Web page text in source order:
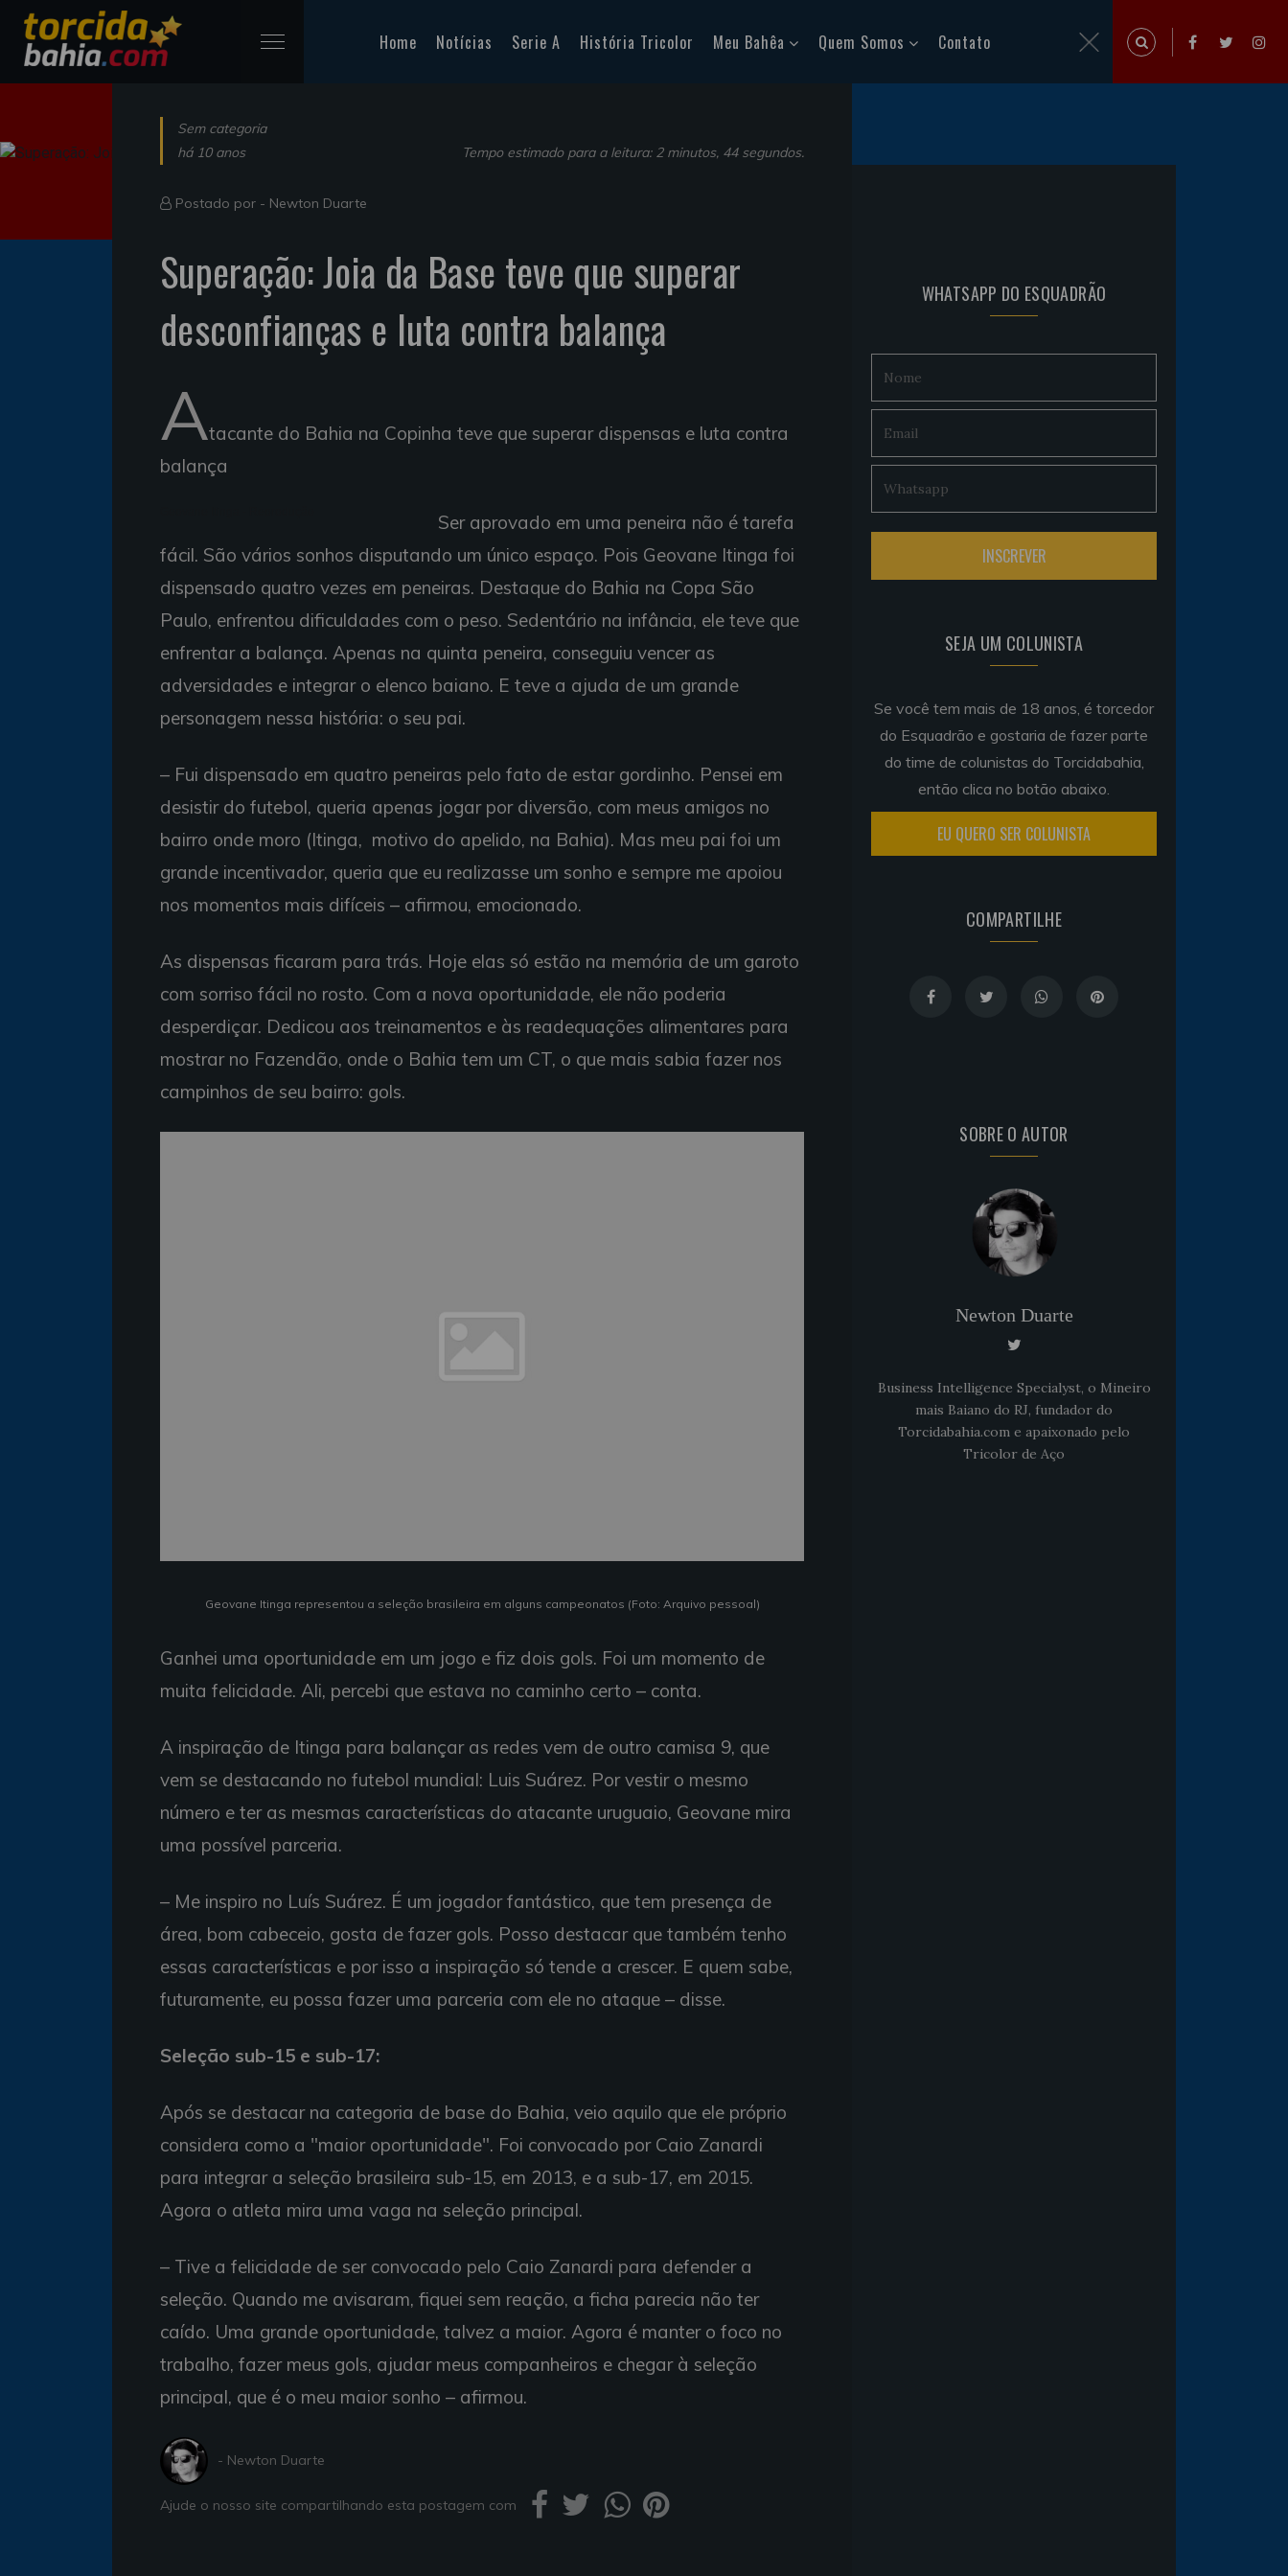
Home Notícias Serie A História Tricolor Meu Bahêa Quem Somos Contato
Sem categoria
há 10 anos
Tempo estimado para a leitura: 2 minutos, 44 segundos.
Postado por - Newton Duarte
Superação: Joia da Base teve que superar
desconfianças e luta contra balança
Atacante do Bahia na Copinha teve que superar dispensas e luta contra
balança
Ser aprovado em uma peneira não é tarefa
fácil. São vários sonhos disputando um único espaço. Pois Geovane Itinga foi
dispensado quatro vezes em peneiras. Destaque do Bahia na Copa São
Paulo, enfrentou dificuldades com o peso. Sedentário na infância, ele teve que
enfrentar a balança. Apenas na quinta peneira, conseguiu vencer as
adversidades e integrar o elenco baiano. E teve a ajuda de um grande
personagem nessa história: o seu pai.
– Fui dispensado em quatro peneiras pelo fato de estar gordinho. Pensei em
desistir do futebol, queria apenas jogar por diversão, com meus amigos no
bairro onde moro (Itinga, motivo do apelido, na Bahia). Mas meu pai foi um
grande incentivador, queria que eu realizasse um sonho e sempre me apoiou
nos momentos mais difíceis – afirmou, emocionado.
As dispensas ficaram para trás. Hoje elas só estão na memória de um garoto
com sorriso fácil no rosto. Com a nova oportunidade, ele não poderia
desperdiçar. Dedicou aos treinamentos e às readequações alimentares para
mostrar no Fazendão, onde o Bahia tem um CT, o que mais sabia fazer nos
campinhos de seu bairro: gols.
Geovane Itinga representou a seleção brasileira em alguns campeonatos (Foto: Arquivo pessoal)
Ganhei uma oportunidade em um jogo e fiz dois gols. Foi um momento de
muita felicidade. Ali, percebi que estava no caminho certo – conta.
A inspiração de Itinga para balançar as redes vem de outro camisa 9, que
vem se destacando no futebol mundial: Luis Suárez. Por vestir o mesmo
número e ter as mesmas características do atacante uruguaio, Geovane mira
uma possível parceria.
– Me inspiro no Luís Suárez. É um jogador fantástico, que tem presença de
área, bom cabeceio, gosta de fazer gols. Posso destacar que também tenho
essas características e por isso a inspiração só tende a crescer. E quem sabe,
futuramente, eu possa fazer uma parceria com ele no ataque – disse.
Seleção sub-15 e sub-17:
Após se destacar na categoria de base do Bahia, veio aquilo que ele próprio
considera como a "maior oportunidade". Foi convocado por Caio Zanardi
para integrar a seleção brasileira sub-15, em 2013, e a sub-17, em 2015.
Agora o atleta mira uma vaga na seleção principal.
– Tive a felicidade de ser convocado pelo Caio Zanardi para defender a
seleção. Quando me avisaram, fiquei sem reação, a ficha parecia não ter
caído. Uma grande oportunidade, talvez a maior. Agora é manter o foco no
trabalho, fazer meus gols, ajudar meus companheiros e chegar à seleção
principal, que é o meu maior sonho – afirmou.
- Newton Duarte
Ajude o nosso site compartilhando esta postagem com
WHATSAPP DO ESQUADRÃO
SEJA UM COLUNISTA
Se você tem mais de 18 anos, é torcedor
do Esquadrão e gostaria de fazer parte
do time de colunistas do Torcidabahia,
então clica no botão abaixo.
EU QUERO SER COLUNISTA
COMPARTILHE
SOBRE O AUTOR
Newton Duarte
Business Intelligence Specialyst, o Mineiro
mais Baiano do RJ, fundador do
Torcidabahia.com e apaixonado pelo
Tricolor de Aço